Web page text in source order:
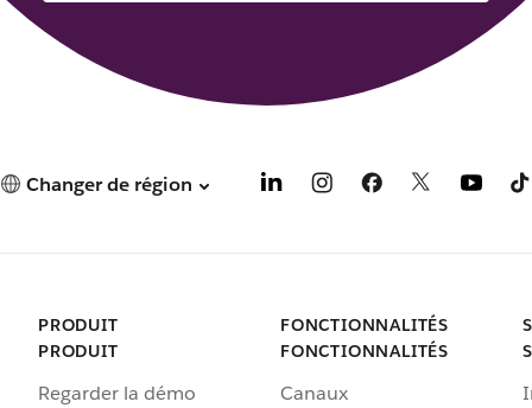
Changer de région
PRODUIT
PRODUIT
Regarder la démo
FONCTIONNALITÉS
FONCTIONNALITÉS
Canaux